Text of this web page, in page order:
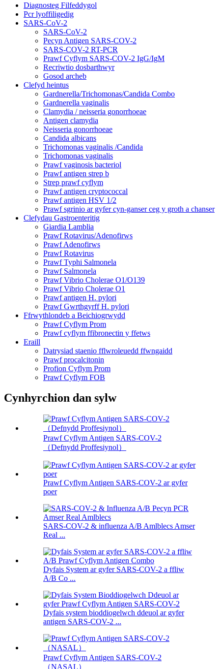
Diagnosteg Filfeddygol
Pcr lyoffiligedig
SARS-CoV-2
SARS-CoV-2
Pecyn Antigen SARS-COV-2
SARS-COV-2 RT-PCR
Prawf Cyflym SARS-COV-2 IgG/IgM
Recriwtio dosbarthwyr
Gosod archeb
Clefyd heintus
Gardnerella/Trichomonas/Candida Combo
Gardnerella vaginalis
Clamydia / neisseria gonorrhoeae
Antigen clamydia
Neisseria gonorrhoeae
Candida albicans
Trichomonas vaginalis /Candida
Trichomonas vaginalis
Prawf vaginosis bacteriol
Prawf antigen strep b
Strep prawf cyflym
Prawf antigen cryptococcal
Prawf antigen HSV 1/2
Prawf sgrinio ar gyfer cyn-ganser ceg y groth a chanser
Clefydau Gastroenteritig
Giardia Lamblia
Prawf Rotavirus/Adenofirws
Prawf Adenofirws
Prawf Rotavirus
Prawf Typhi Salmonela
Prawf Salmonela
Prawf Vibrio Cholerae O1/O139
Prawf Vibrio Cholerae O1
Prawf antigen H. pylori
Prawf Gwrthgyrff H. pylori
Ffrwythlondeb a Beichiogrwydd
Prawf Cyflym Prom
Prawf cyflym ffibronectin y ffetws
Eraill
Datrysiad staenio fflwroleuedd ffwngaidd
Prawf procalcitonin
Profion Cyflym Prom
Prawf Cyflym FOB
Cynhyrchion dan sylw
Prawf Cyflym Antigen SARS-COV-2
（Defnydd Proffesiynol）
Prawf Cyflym Antigen SARS-COV-2 ar gyfer
poer
SARS-COV-2 & influenza A/B Amlblecs Amser
Real ...
Dyfais System ar gyfer SARS-COV-2 a ffliw
A/B Co ...
Dyfais system bioddiogelwch ddeuol ar gyfer
antigen SARS-COV-2 ...
Prawf Cyflym Antigen SARS-COV-2
（NASAL）